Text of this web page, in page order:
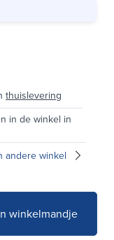
thuislevering
in de winkel in
andere winkel
winkelmandje